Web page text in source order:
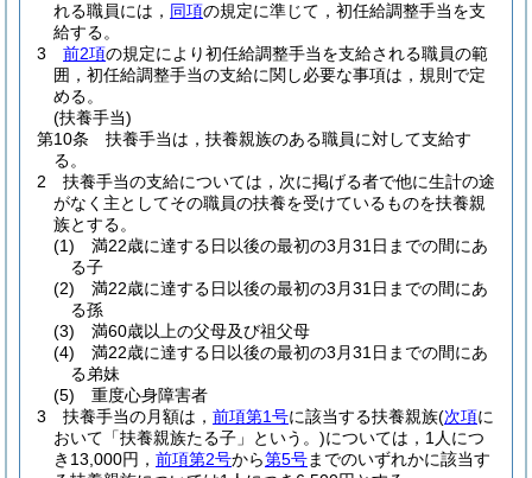
れる職員には， 同項の規定に準じて，初任給調整手当を支
給する。
3
前2項の規定により初任給調整手当を支給される職員の範
囲，初任給調整手当の支給に関し必要な事項は，規則で定
める。
(扶養手当)
第10条
扶養手当は，扶養親族のある職員に対して支給す
る。
2
扶養手当の支給については，次に掲げる者で他に生計の途
がなく主としてその職員の扶養を受けているものを扶養親
族とする。
(1)
満22歳に達する日以後の最初の3月31日までの間にあ
る子
(2)
満22歳に達する日以後の最初の3月31日までの間にあ
る孫
(3)
満60歳以上の父母及び祖父母
(4)
満22歳に達する日以後の最初の3月31日までの間にあ
る弟妹
(5)
重度心身障害者
3
扶養手当の月額は， 前項第1号に該当する扶養親族(次項に
おいて「扶養親族たる子」という。)については，1人につ
き13,000円， 前項第2号から第5号までのいずれかに該当す